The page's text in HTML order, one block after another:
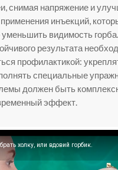
снимая напряжение и
инъекций,
видимость
результата
профилактикой:
специальные
должен быть
эффект.
холку, или вдовий горбик.